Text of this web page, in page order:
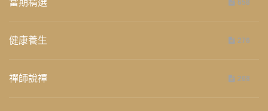
當期精選 658
健康養生 276
禪師說禪 268